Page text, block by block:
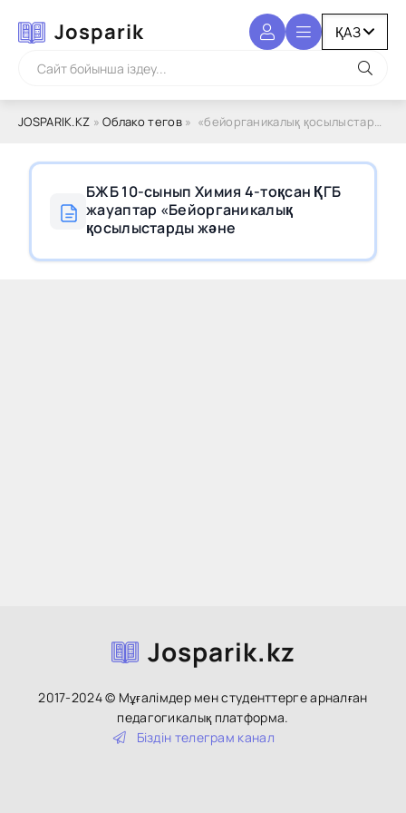
Josparik
JOSPARIK.KZ »Облако тегов» «бейорганикалық қосылыстарды және құймаларды өндіру»
БЖБ 10-сынып Химия 4-тоқсан ҚГБ
жауаптар «Бейорганикалық
қосылыстарды және
Josparik.kz
2017-2024 © Мұғалімдер мен студенттерге арналған
педагогикалық платформа.
Біздін тeлeгpaм кaнaл